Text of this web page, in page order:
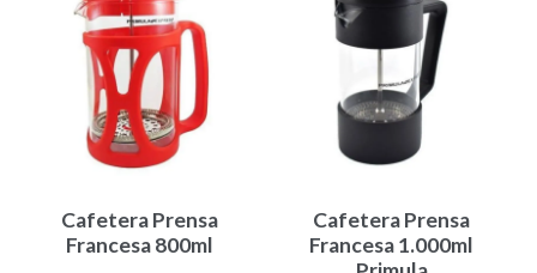
Cafetera Prensa
Francesa 800ml
Cafetera Prensa
Francesa 1.000ml